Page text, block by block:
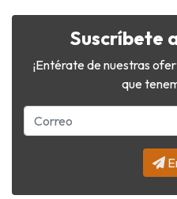
Suscríbete
¡Entérate de nuestras
que